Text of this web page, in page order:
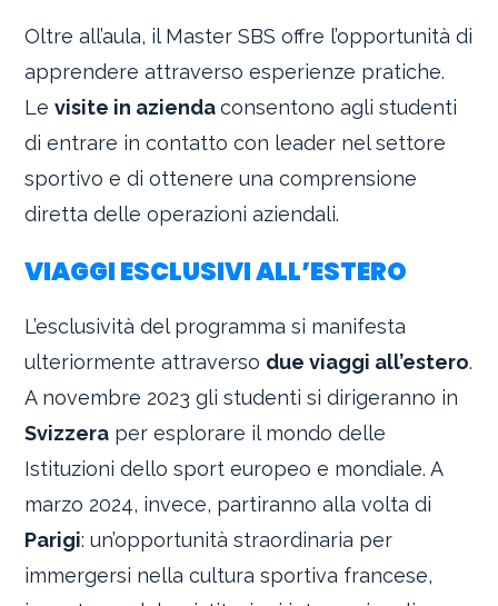
Oltre all’aula, il Master SBS offre l’opportunità di
apprendere attraverso esperienze pratiche.
Levisite in aziendaconsentono agli studenti
di entrare in contatto con leader nel settore
sportivo e di ottenere una comprensione
diretta delle operazioni aziendali.
VIAGGI ESCLUSIVI ALL’ESTERO
L’esclusività del programma si manifesta
ulteriormente attraverso due viaggi all’estero.
A novembre 2023 gli studenti si dirigeranno in
Svizzera per esplorare il mondo delle
Istituzioni dello sport europeo e mondiale. A
marzo 2024, invece, partiranno alla volta di
Parigi: un’opportunità straordinaria per
immergersi nella cultura sportiva francese,